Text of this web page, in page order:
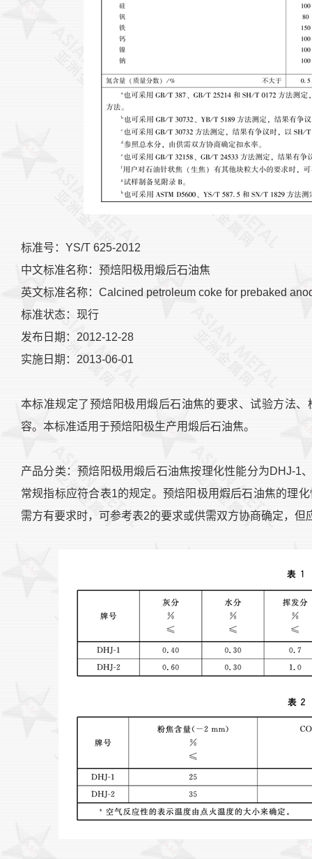
标准号：YS/T 625-2012
中文标准名称：预焙阳极用煅后石油焦
英文标准名称：Calcined petroleum coke for prebaked
标准状态：现行
发布日期：2012-12-28
实施日期：2013-06-01
本标准规定了预焙阳极用煅后石油焦的要求、试验方法
容。本标准适用于预焙阳极生产用煅后石油焦。
产品分类：预焙阳极用煅后石油焦按理化性能分为DHJ-1
常规指标应符合表1的规定。预焙阳极用煆后石油焦的理
需方有要求时，可参考表2的要求或供需双方协商确定，但